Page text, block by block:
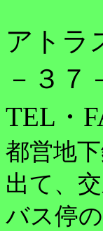
アト
－３７
TEL ・
都営地
出て、
バス停